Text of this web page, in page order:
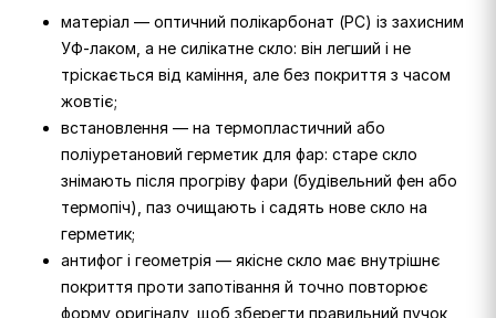
матеріал — оптичний полікарбонат (PC) із захисним
УФ-лаком, а не силікатне скло: він легший і не
тріскається від каміння, але без покриття з часом
жовтіє;
встановлення — на термопластичний або
поліуретановий герметик для фар: старе скло
знімають після прогріву фари (будівельний фен або
термопіч), паз очищають і садять нове скло на
герметик;
антифог і геометрія — якісне скло має внутрішнє
покриття проти запотівання й точно повторює
форму оригіналу, щоб зберегти правильний пучок